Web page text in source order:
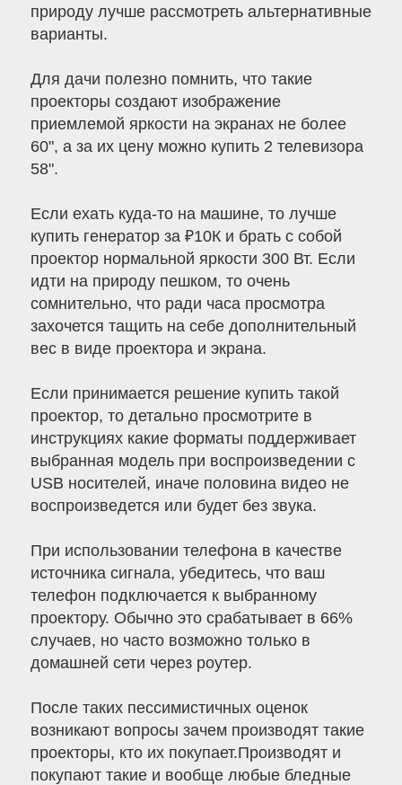
природу лучше рассмотреть альтернативные
варианты.
Для дачи полезно помнить, что такие
проекторы создают изображение
приемлемой яркости на экранах не более
60", а за их цену можно купить 2 телевизора
58".
Если ехать куда-то на машине, то лучше
купить генератор за ₽10К и брать с собой
проектор нормальной яркости 300 Вт. Если
идти на природу пешком, то очень
сомнительно, что ради часа просмотра
захочется тащить на себе дополнительный
вес в виде проектора и экрана.
Если принимается решение купить такой
проектор, то детально просмотрите в
инструкциях какие форматы поддерживает
выбранная модель при воспроизведении с
USB носителей, иначе половина видео не
воспроизведется или будет без звука.
При использовании телефона в качестве
источника сигнала, убедитесь, что ваш
телефон подключается к выбранному
проектору. Обычно это срабатывает в 66%
случаев, но часто возможно только в
домашней сети через роутер.
После таких пессимистичных оценок
возникают вопросы зачем производят такие
проекторы, кто их покупает.Производят и
покупают такие и вообще любые бледные